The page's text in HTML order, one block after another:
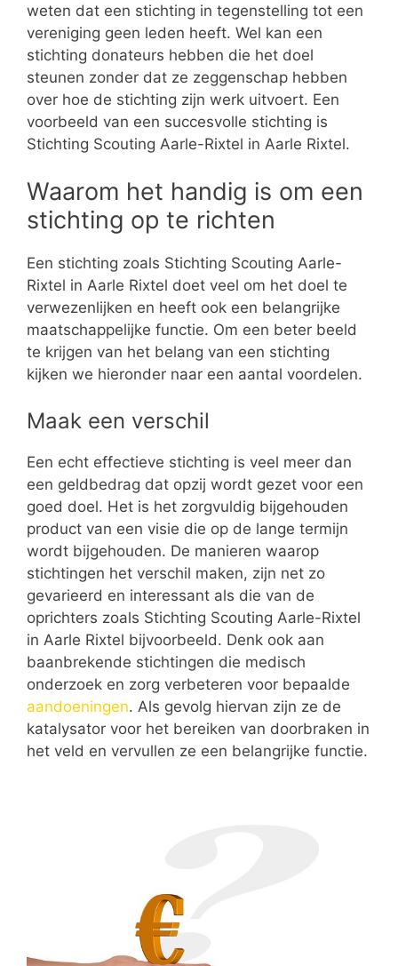
weten dat een stichting in tegenstelling tot een
vereniging geen leden heeft. Wel kan een
stichting donateurs hebben die het doel
steunen zonder dat ze zeggenschap hebben
over hoe de stichting zijn werk uitvoert. Een
voorbeeld van een succesvolle stichting is
Stichting Scouting Aarle-Rixtel in Aarle Rixtel.
Waarom het handig is om een
stichting op te richten
Een stichting zoals Stichting Scouting Aarle-
Rixtel in Aarle Rixtel doet veel om het doel te
verwezenlijken en heeft ook een belangrijke
maatschappelijke functie. Om een beter beeld
te krijgen van het belang van een stichting
kijken we hieronder naar een aantal voordelen.
Maak een verschil
Een echt effectieve stichting is veel meer dan
een geldbedrag dat opzij wordt gezet voor een
goed doel. Het is het zorgvuldig bijgehouden
product van een visie die op de lange termijn
wordt bijgehouden. De manieren waarop
stichtingen het verschil maken, zijn net zo
gevarieerd en interessant als die van de
oprichters zoals Stichting Scouting Aarle-Rixtel
in Aarle Rixtel bijvoorbeeld. Denk ook aan
baanbrekende stichtingen die medisch
onderzoek en zorg verbeteren voor bepaalde
aandoeningen. Als gevolg hiervan zijn ze de
katalysator voor het bereiken van doorbraken in
het veld en vervullen ze een belangrijke functie.